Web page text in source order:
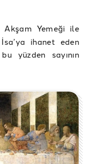
Akşam Yemeği ile
ihanet eden
yüzden sayının